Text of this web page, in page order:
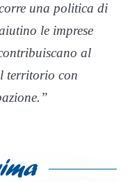
una politica di
le imprese
al
territorio con